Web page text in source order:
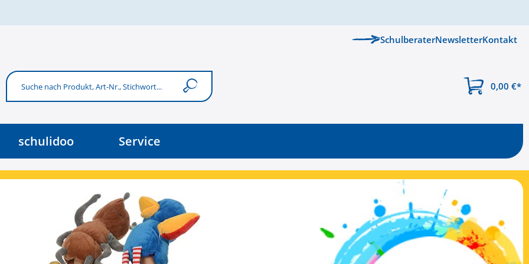
SchulberaterNewsletterKontakt
0,00 €*
schulidoo Service